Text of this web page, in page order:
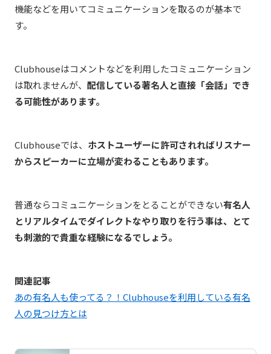
機能などを用いてコミュニケーションを取るのが基本で
す。
Clubhouseはコメントなどを利用したコミュニケーション
は取れませんが、 配信している著名人と直接「会話」でき
る可能性があります。
Clubhouseでは、 ホストユーザーに許可されればリスナー
からスピーカーに立場が変わることもあります。
普通ならコミュニケーションをとることができない有名人
とリアルタイムでダイレクトなやり取りを行う事は、とて
も刺激的で貴重な経験になるでしょう。
関連記事
あの有名人も使ってる？！Clubhouseを利用している有名
人の見つけ方とは